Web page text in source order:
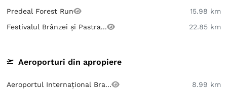
Predeal Forest Run
15.98 km
Festivalul Brânzei și Pastra...
22.85 km
Aeroporturi din apropiere
Aeroportul Internațional Bra... 8.99 km